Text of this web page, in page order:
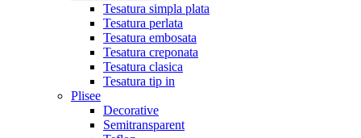
Tesatura simpla plata
Tesatura perlata
Tesatura embosata
Tesatura creponata
Tesatura clasica
Tesatura tip in
Plisee
Decorative
Semitransparent